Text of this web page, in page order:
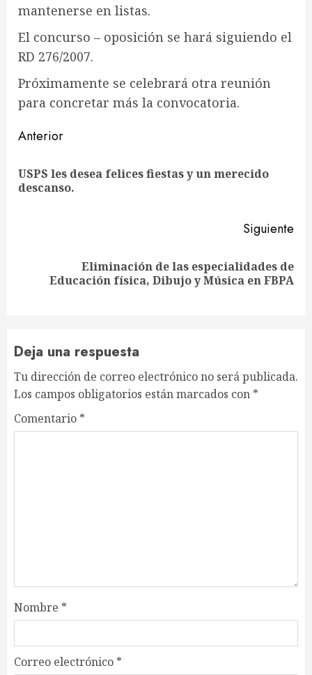
mantenerse en listas.
El concurso – oposición se hará siguiendo el
RD 276/2007.
Próximamente se celebrará otra reunión
para concretar más la convocatoria.
Sigue
leyendo
Anterior
USPS les desea felices fiestas y un merecido
descanso.
Siguiente
entrada:
Eliminación de las especialidades de
Educación física, Dibujo y Música en FBPA
Deja una respuesta
Tu dirección de correo electrónico no será publicada.
Los campos obligatorios están marcados con *
Comentario *
Nombre *
Correo electrónico *